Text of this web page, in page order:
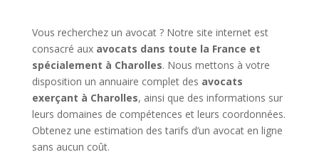
Vous recherchez un avocat ? Notre site internet est
consacré aux avocats dans toute la France et
spécialement à Charolles. Nous mettons à votre
disposition un annuaire complet des avocats
exerçant à Charolles, ainsi que des informations sur
leurs domaines de compétences et leurs coordonnées.
Obtenez une estimation des tarifs d’un avocat en ligne
sans aucun coût.